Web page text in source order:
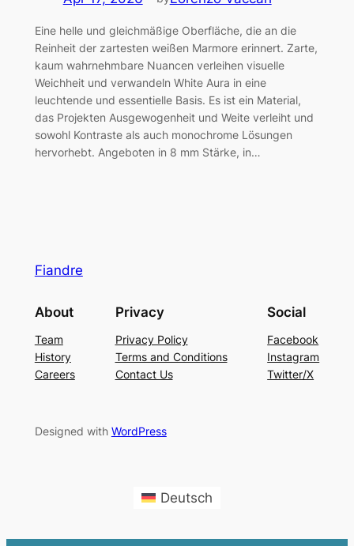
Eine helle und gleichmäßige Oberfläche, die an die
Reinheit der zartesten weißen Marmore erinnert. Zarte,
kaum wahrnehmbare Nuancen verleihen visuelle
Weichheit und verwandeln White Aura in eine
leuchtende und essentielle Basis. Es ist ein Material,
das Projekten Ausgewogenheit und Weite verleiht und
sowohl Kontraste als auch monochrome Lösungen
hervorhebt. Angeboten in 8 mm Stärke, in…
Fiandre
About
Team
History
Careers
Privacy
Privacy Policy
Terms and Conditions
Contact Us
Social
Facebook
Instagram
Twitter/X
Designed with WordPress
Deutsch